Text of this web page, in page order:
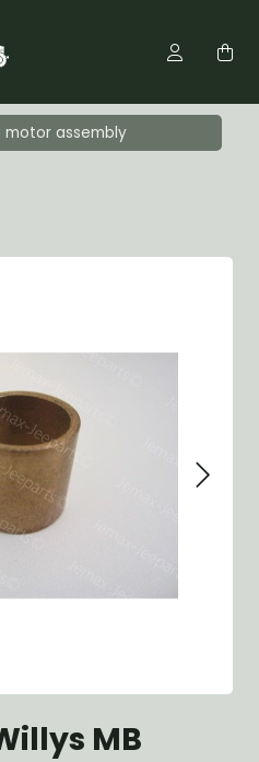
motor assembly
MB